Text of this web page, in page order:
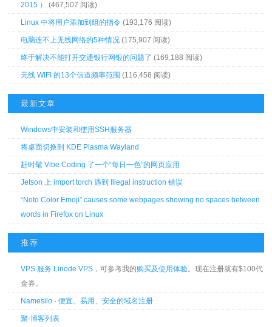
2015 ）
(467,507 阅读)
Linux 中将用户添加到组的指令 (193,176 阅读)
电脑连不上无线网络的5种情况 (175,907 阅读)
终于解决不能打开交通银行网银的问题了 (169,188 阅读)
无线 WIFI 的13个信道频率范围 (116,458 阅读)
最新文章
Windows中安装和使用SSH服务器
将桌面切换到 KDE Plasma Wayland
赶时髦 Vibe Coding 了一个“每日一色”的网页应用
Jetson 上 import torch 遇到 Illegal instruction 错误
“Noto Color Emoji” causes some webpages showing no spaces between
words in Firefox on Linux
推荐
VPS 服务 Linode VPS ，可参考我的购买及使用体验。现在注册就有$100代
金券。
Namesilo - 便宜、易用、安全的域名注册
聚·博客列表